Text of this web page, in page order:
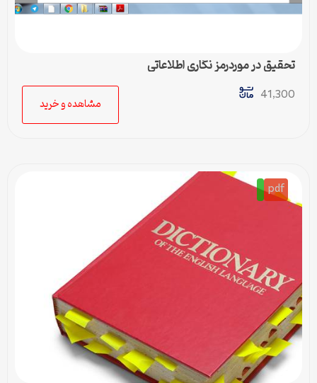
تحقیق در موردرمز نگاری اطلاعاتی
41,300
مشاهده و خرید
pdf